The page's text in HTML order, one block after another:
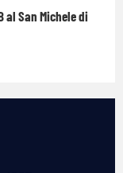
al San Michele di